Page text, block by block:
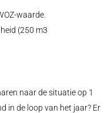
waarde.
(250 m3
naar de situatie op 1
in de loop van het jaar? Er